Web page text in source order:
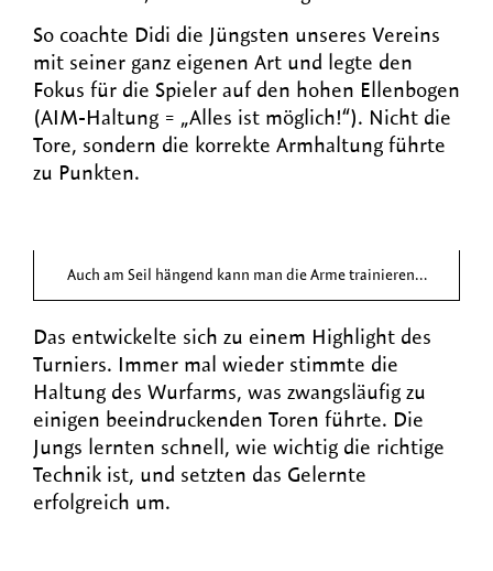
So coachte Didi die Jüngsten unseres Vereins
mit seiner ganz eigenen Art und legte den
Fokus für die Spieler auf den hohen Ellenbogen
(AIM-Haltung = „Alles ist möglich!“). Nicht die
Tore, sondern die korrekte Armhaltung führte
zu Punkten.
Auch am Seil hängend kann man die Arme trainieren…
Das entwickelte sich zu einem Highlight des
Turniers. Immer mal wieder stimmte die
Haltung des Wurfarms, was zwangsläufig zu
einigen beeindruckenden Toren führte. Die
Jungs lernten schnell, wie wichtig die richtige
Technik ist, und setzten das Gelernte
erfolgreich um.